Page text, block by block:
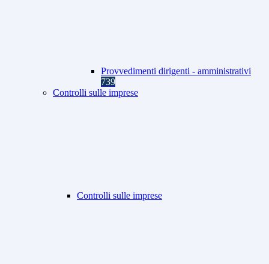
Provvedimenti dirigenti - amministrativi
739
Controlli sulle imprese
Controlli sulle imprese